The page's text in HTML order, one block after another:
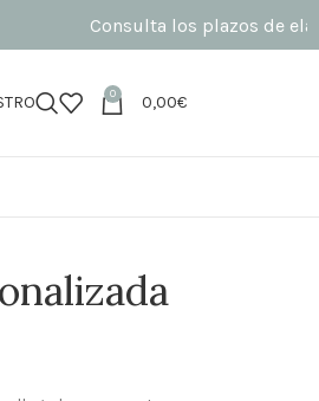
Consulta los plazos de
0 0,00€